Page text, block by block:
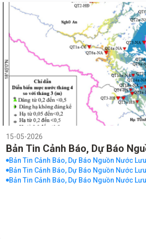
15-05-2026
Bản Tin Cảnh Báo, Dự Báo
Đất Lưu Vực Sông Cả Tháng
Bản Tin Cảnh Báo, Dự Báo Nguồn Nước
Thu Bồn Tháng 05 Năm 2026
Bản Tin Cảnh Báo, Dự Báo Nguồn Nước
Thanh Tháng 05 Năm 2026
Bản Tin Cảnh Báo, Dự Báo Nguồn Nước